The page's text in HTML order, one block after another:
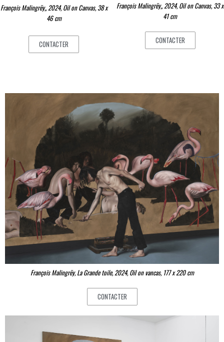
François Malingrëy,, 2024, Oil on Canvas, 38 x
46 cm
CONTACTER
François Malingrëy,, 2024, Oil on Canvas, 33 x
41 cm
CONTACTER
François Malingrëy, La Grande toile, 2024, Oil on vancas, 177 x 220 cm
CONTACTER